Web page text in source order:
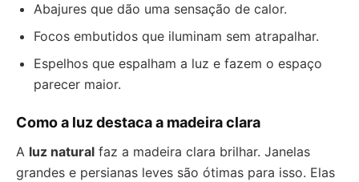
Abajures que dão uma sensação de calor.
Focos embutidos que iluminam sem atrapalhar.
Espelhos que espalham a luz e fazem o espaço
parecer maior.
Como a luz destaca a madeira clara
A luz natural faz a madeira clara brilhar. Janelas
grandes e persianas leves são ótimas para isso. Elas